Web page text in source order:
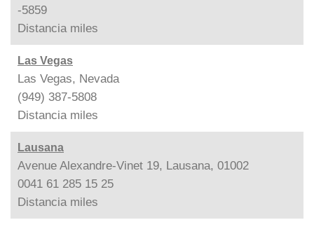
-5859
Distancia miles
Las Vegas
Las Vegas, Nevada
(949) 387-5808
Distancia miles
Lausana
Avenue Alexandre-Vinet 19, Lausana, 01002
0041 61 285 15 25
Distancia miles